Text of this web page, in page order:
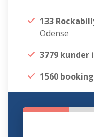
133
Odense
3779 kunder
1560